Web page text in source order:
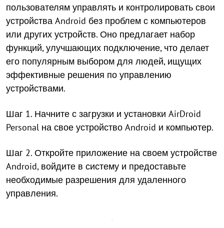
пользователям управлять и контролировать свои
устройства Android без проблем с компьютеров
или других устройств. Оно предлагает набор
функций, улучшающих подключение, что делает
его популярным выбором для людей, ищущих
эффективные решения по управлению
устройствами.
Шаг 1. Начните с загрузки и установки AirDroid
Personal на свое устройство Android и компьютер.
Шаг 2. Откройте приложение на своем устройстве
Android, войдите в систему и предоставьте
необходимые разрешения для удаленного
управления.